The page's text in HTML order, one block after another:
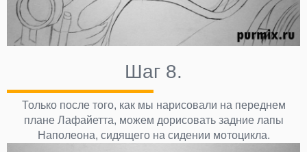
Шаг 8.
Только после того, как мы нарисовали на переднем
плане Лафайетта, можем дорисовать задние лапы
Наполеона, сидящего на сидении мотоцикла.